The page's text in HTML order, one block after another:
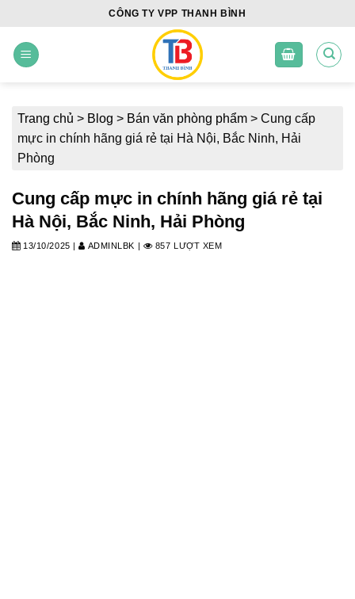
content
CÔNG TY VPP THANH BÌNH
Trang chủ > Blog > Bán văn phòng phẩm > Cung cấp
mực in chính hãng giá rẻ tại Hà Nội, Bắc Ninh, Hải
Phòng
Cung cấp mực in chính hãng giá rẻ tại
Hà Nội, Bắc Ninh, Hải Phòng
13/10/2025 | ADMINLBK | 857 LƯỢT XEM